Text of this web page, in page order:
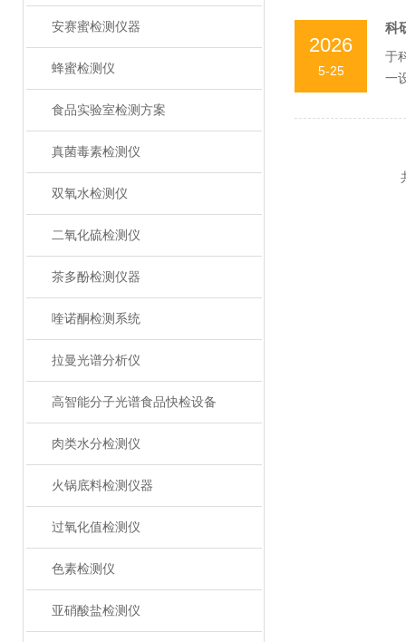
安赛蜜检测仪器
蜂蜜检测仪
食品实验室检测方案
真菌毒素检测仪
双氧水检测仪
二氧化硫检测仪
茶多酚检测仪器
喹诺酮检测系统
拉曼光谱分析仪
高智能分子光谱食品快检设备
肉类水分检测仪
火锅底料检测仪器
过氧化值检测仪
色素检测仪
亚硝酸盐检测仪
2026
5-25
科
于
一